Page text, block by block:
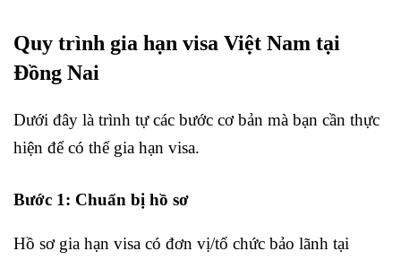
Quy trình gia hạn visa Việt Nam tại
Đồng Nai
Dưới đây là trình tự các bước cơ bản mà bạn cần thực
hiện để có thể gia hạn visa.
Bước 1: Chuẩn bị hồ sơ
Hồ sơ gia hạn visa có đơn vị/tổ chức bảo lãnh tại